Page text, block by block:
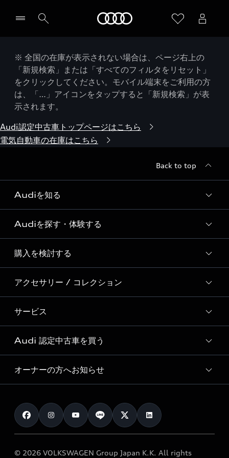
※ 全国の在庫が表示されない場合は、ページ右上の
「新規検索」または「すべてのフィルタをリセット」
をクリックしてください。モバイル端末をご利用の方
は、「…」アイコンをタップすると「新規検索」が表
示されます。
Audi認定中古車トップページはこちら
電気自動車の在庫はこちら
Back to top
Audiを知る
Audi ブランド
Story of Progress
Audi Sport
Formula 1®
デジタルサービス
Audiを探す・体験する
ディーラー検索
新車在庫検索
試乗車・展示車検索
見積り依頼
試乗予約
購入を検討する
モデル一覧
特別仕様モデル / 限定モデル
e-tronラインアップ
価格シミュレーション
車両比較
カタログ一覧
アクセサリー / コレクション
純正アクセサリー
オンラインショップ
Audi collection
アウディナビアプリ
サービス
サービス入庫予約
サービスプログラム
メンテナンス
車検 / 定期点検
e-tronアフターサポート
Audi 認定中古車を買う
Audi認定中古車
クオリティ
保証
メンテナンス
オーナーの方へお知らせ
お知らせ
オーナー様向けキャンペーン
© 2026 VOLKSWAGEN Group Japan K.K. All rights